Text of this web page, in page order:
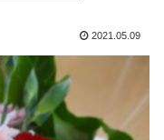
2021.05.09